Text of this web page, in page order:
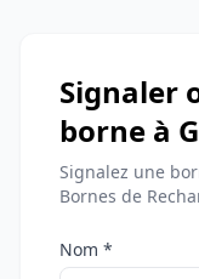
Signaler
borne à
Signalez une
Bornes de
Nom *